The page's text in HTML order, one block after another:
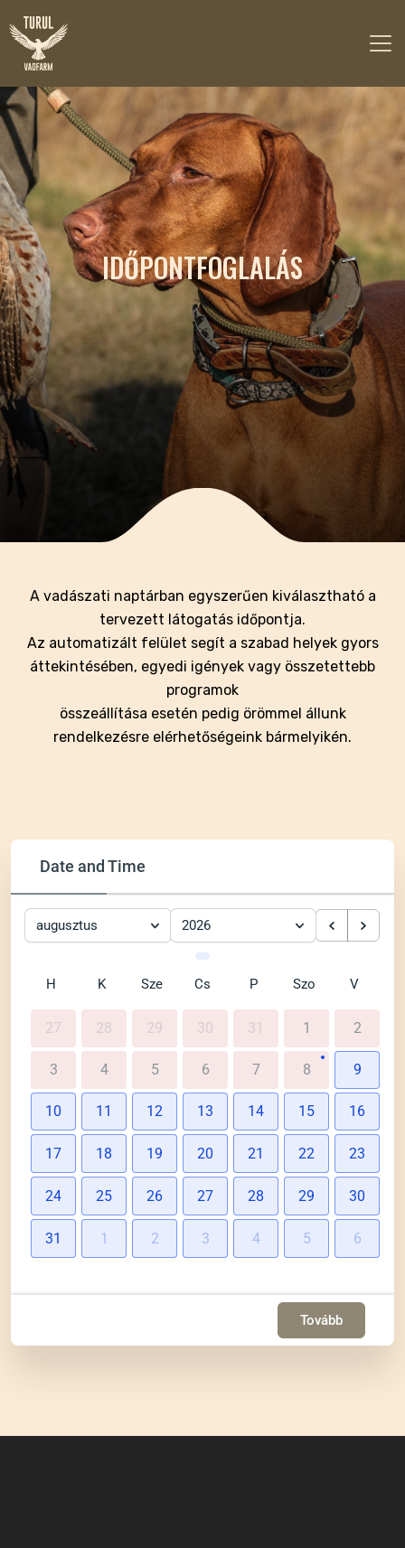
IDŐPONTFOGLALÁS
A vadászati naptárban egyszerűen kiválasztható a
tervezett látogatás időpontja.
Az automatizált felület segít a szabad helyek gyors
áttekintésében, egyedi igények vagy összetettebb
programok
összeállítása esetén pedig örömmel állunk
rendelkezésre elérhetőségeink bármelyikén.
Date and Time
augusztus 2026
H K Sze Cs P Szo V
27 28 29 30 31 1 2
3 4 5 6 7 8 9
10 11 12 13 14 15 16
17 18 19 20 21 22 23
24 25 26 27 28 29 30
31 1 2 3 4 5 6
Tovább